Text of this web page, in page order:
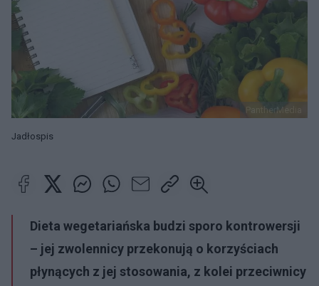
PantherMedia
Jadłospis
Dieta wegetariańska budzi sporo kontrowersji
– jej zwolennicy przekonują o korzyściach
płynących z jej stosowania, z kolei przeciwnicy